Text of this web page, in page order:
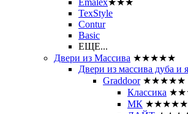
TexStyle
Contur
Basic
ЕЩЕ...
Двери из Массива ★★★★★
Двери из массива дуба и
Graddoor ★★★★★
Классика
МК ★★★★★